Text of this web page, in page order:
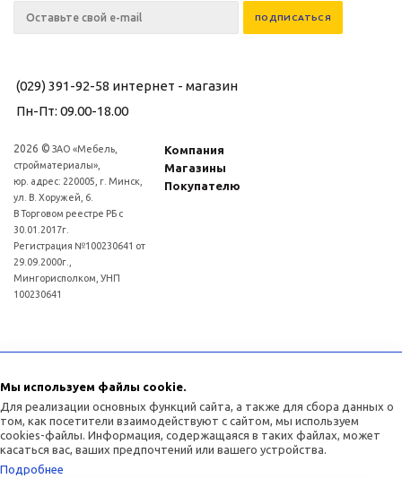
(029) 391-92-58 интернет - магазин
Пн-Пт: 09.00-18.00
2026 © ЗАО «Мебель,
стройматериалы»,
юр. адрес: 220005, г. Минск,
ул. В. Хоружей, 6.
В Торговом реестре РБ с
30.01.2017г.
Регистрация №100230641 от
29.09.2000г.,
Мингорисполком, УНП
100230641
Компания
Магазины
Покупателю
(017)3771393
Мы используем файлы cookie.
Для реализации основных функций сайта, а также для сбора данных о
том, как посетители взаимодействуют с сайтом, мы используем
cookies-файлы. Информация, содержащаяся в таких файлах, может
касаться вас, ваших предпочтений или вашего устройства.
Подробнее